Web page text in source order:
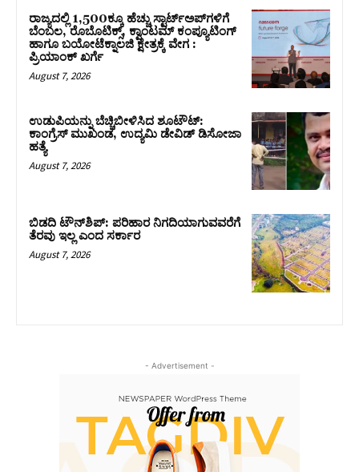
ರಾಜ್ಯದಲ್ಲಿ 1,500ಕ್ಕೂ ಹೆಚ್ಚು ಸ್ಟಾರ್ಟ್‌ಅಪ್‌ಗಳಿಗೆ
ಬೆಂಬಲ, ರೊಬೊಟಿಕ್ಸ್, ಕ್ವಾಂಟಮ್ ಕಂಪ್ಯೂಟಿಂಗ್
ಹಾಗೂ ಬಯೋಟೆಕ್ನಾಲಜಿ ಕ್ಷೇತ್ರಕ್ಕೆ ವೇಗ :
ಪ್ರಿಯಾಂಕ್‌ ಖರ್ಗೆ
August 7, 2026
ಉಡುಪಿಯನ್ನು ಬೆಚ್ಚಿಬೀಳಿಸಿದ ಶೂಟೌಟ್‌:
ಕಾಂಗ್ರೆಸ್‌ ಮುಖಂಡ, ಉದ್ಯಮಿ ಡೇವಿಡ್ ಡಿಸೋಜಾ
ಹತ್ಯೆ
August 7, 2026
ಬಿಡದಿ ಟೌನ್‌ಶಿಪ್‌: ಪರಿಹಾರ ನಿಗದಿಯಾಗುವವರೆಗೆ
ತೆರವು ಇಲ್ಲ ಎಂದ ಸರ್ಕಾರ
August 7, 2026
- Advertisement -